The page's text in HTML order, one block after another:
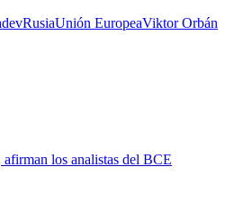
RusiaUnión EuropeaViktor Orbán
los analistas del BCE